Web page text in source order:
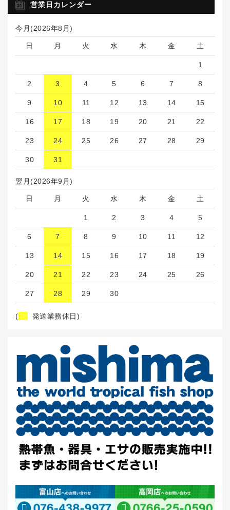
営業日カレンダー
今月(2026年8月)
日 月 火 水 木 金 土
1
2 3 4 5 6 7 8
9 10 11 12 13 14 15
16 17 18 19 20 21 22
23 24 25 26 27 28 29
30 31
翌月(2026年9月)
日 月 火 水 木 金 土
1 2 3 4 5
6 7 8 9 10 11 12
13 14 15 16 17 18 19
20 21 22 23 24 25 26
27 28 29 30
( 発送業務休日)